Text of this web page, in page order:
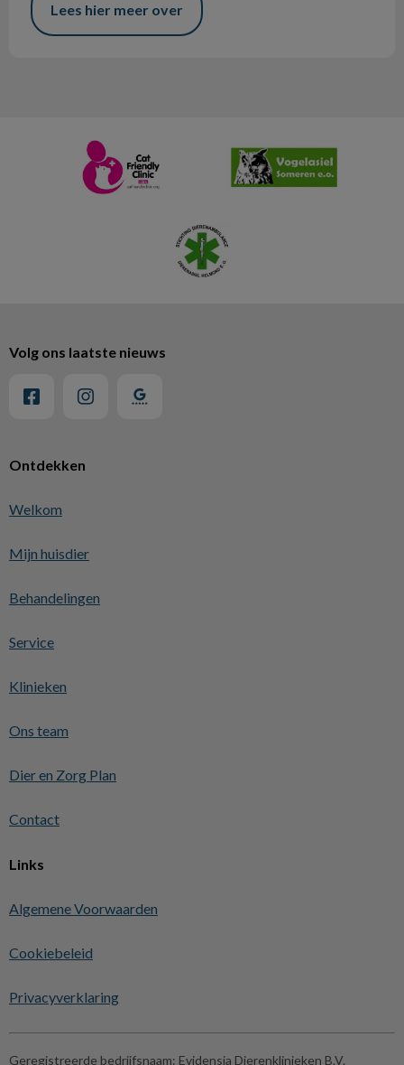
Lees hier meer over
Ontdekken
Welkom
Mijn huisdier
Behandelingen
Service
Klinieken
Ons team
Dier en Zorg Plan
Contact
Links
Algemene Voorwaarden
Cookiebeleid
Privacyverklaring
Volg ons laatste nieuws
Geregistreerde bedrijfsnaam: Evidensia Dierenklinieken B.V.